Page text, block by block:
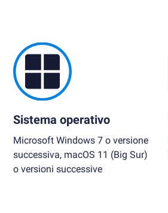
Sistema operativo
Microsoft Windows 7 o versione
successiva, macOS 11 (Big Sur)
o versioni successive